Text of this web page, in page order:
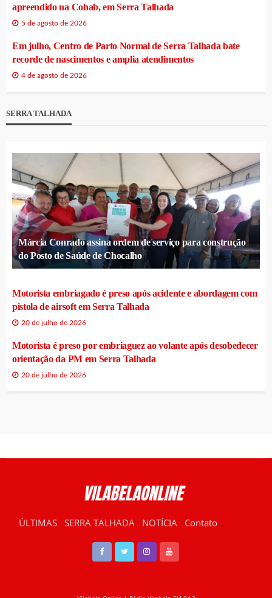
apreendido na Cohab, em Serra Talhada
5 de agosto de 2026
Em julho, Centro de Parto Normal de Serra Talhada bate
recorde de nascimentos e amplia atendimentos
4 de agosto de 2026
SERRA TALHADA
Márcia Conrado assina ordem de serviço para construção
do Posto de Saúde de Chocalho
Motorista embriagado é preso após acidente e abordagem com
pistola de airsoft em Serra Talhada
20 de julho de 2026
Motorista é preso por embriaguez ao volante após desobedecer
orientação da PM em Serra Talhada
20 de julho de 2026
ÚLTIMAS SERRA TALHADA NOTÍCIA Contato